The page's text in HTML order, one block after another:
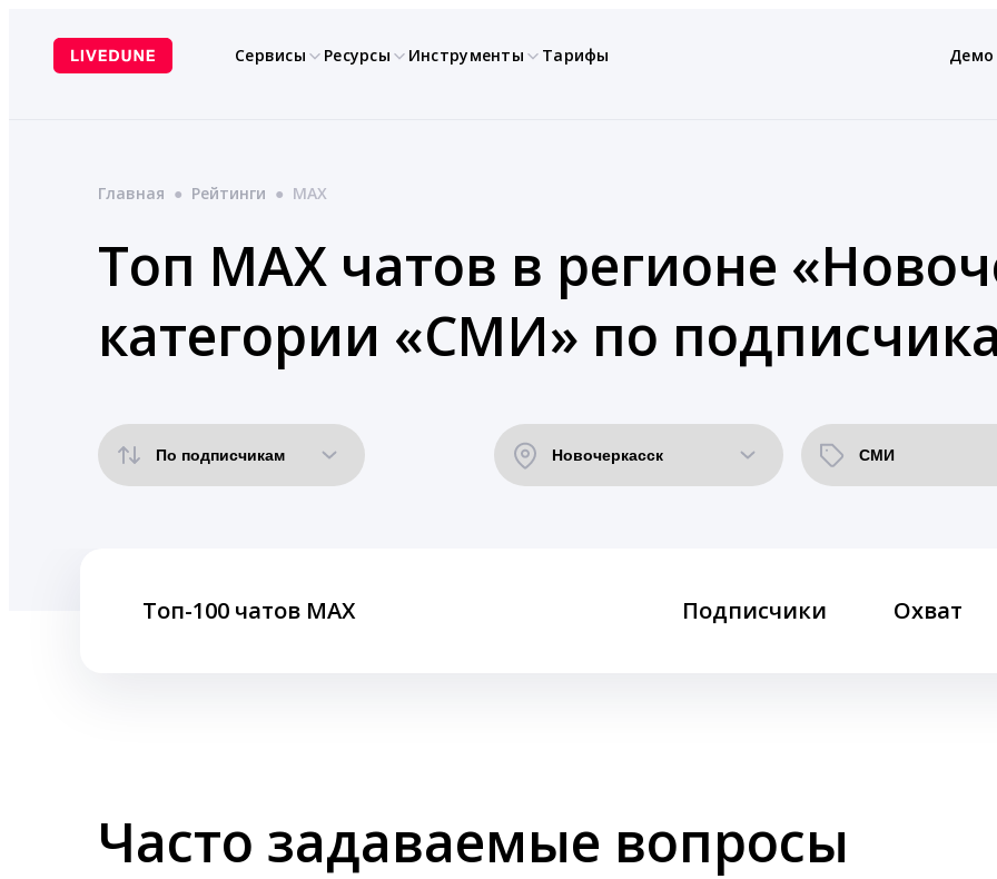
содержимому
Сервисы Ресурсы Инструменты Тарифы Демо
Главная ● Рейтинги ● MAX
Топ MAX чатов в регионе
категории «СМИ» по
Топ-100 чатов MAX Подписчики Охват
Часто задаваемые вопросы